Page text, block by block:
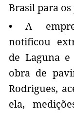
Brasil para
• A
notificou
de Laguna e
obra de
Rodrigues,
ela,